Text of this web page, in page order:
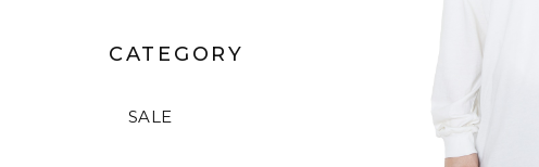
CATEGORY
SALE